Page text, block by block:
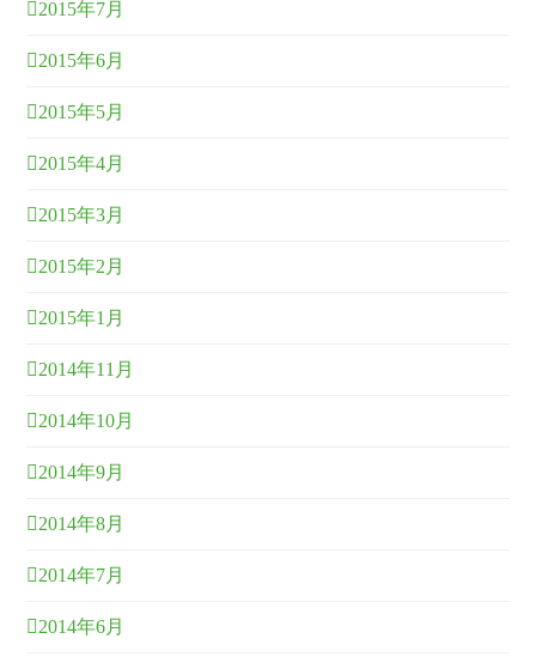
2015年7月
2015年6月
2015年5月
2015年4月
2015年3月
2015年2月
2015年1月
2014年11月
2014年10月
2014年9月
2014年8月
2014年7月
2014年6月